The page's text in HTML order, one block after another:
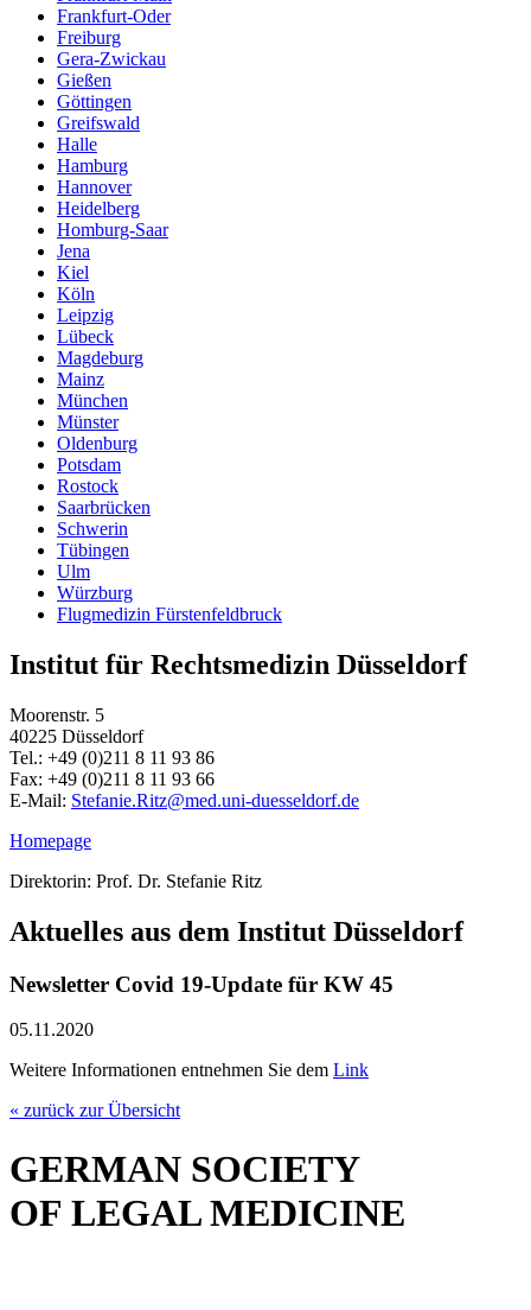
Frankfurt-Oder
Freiburg
Gera-Zwickau
Gießen
Göttingen
Greifswald
Halle
Hamburg
Hannover
Heidelberg
Homburg-Saar
Jena
Kiel
Köln
Leipzig
Lübeck
Magdeburg
Mainz
München
Münster
Oldenburg
Potsdam
Rostock
Saarbrücken
Schwerin
Tübingen
Ulm
Würzburg
Flugmedizin Fürstenfeldbruck
Institut für Rechtsmedizin Düsseldorf
Moorenstr. 5
40225 Düsseldorf
Tel.: +49 (0)211 8 11 93 86
Fax: +49 (0)211 8 11 93 66
E-Mail: Stefanie.Ritz@med.uni-duesseldorf.de
Homepage
Direktorin: Prof. Dr. Stefanie Ritz
Aktuelles aus dem Institut Düsseldorf
Newsletter Covid 19-Update für KW 45
05.11.2020
Weitere Informationen entnehmen Sie dem Link
« zurück zur Übersicht
GERMAN SOCIETY
OF LEGAL MEDICINE